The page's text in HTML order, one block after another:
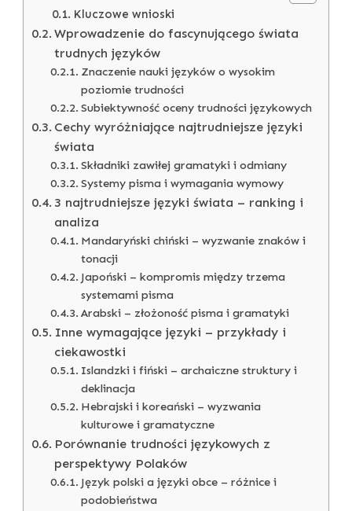
Kluczowe wnioski
Wprowadzenie do fascynującego świata
trudnych języków
Znaczenie nauki języków o wysokim
poziomie trudności
Subiektywność oceny trudności językowych
Cechy wyróżniające najtrudniejsze języki
świata
Składniki zawiłej gramatyki i odmiany
Systemy pisma i wymagania wymowy
3 najtrudniejsze języki świata – ranking i
analiza
Mandaryński chiński – wyzwanie znaków i
tonacji
Japoński – kompromis między trzema
systemami pisma
Arabski – złożoność pisma i gramatyki
Inne wymagające języki – przykłady i
ciekawostki
Islandzki i fiński – archaiczne struktury i
deklinacja
Hebrajski i koreański – wyzwania
kulturowe i gramatyczne
Porównanie trudności językowych z
perspektywy Polaków
Język polski a języki obce – różnice i
podobieństwa